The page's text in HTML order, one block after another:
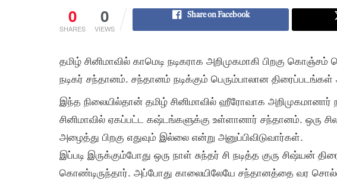
0
SHARES
0
VIEWS
Share on Facebook
தமிழ் சினிமாவில் காமெடி நடிகராக அறிமுகமாகி பிறகு
நடிகர் சந்தானம். சந்தானம் நடிக்கும் பெரும்பாலான
இந்த நிலையில்தான் தமிழ் சினிமாவில் ஹீரோவாக அறிமுகமானார்
சினிமாவில் ஏகப்பட்ட கஷ்டங்களுக்கு உள்ளானார் சந்தானம். ஒரு
அழைத்து பிறகு எதுவும் இல்லை என்று அனுப்பிவிடுவார்கள்.
இப்படி இருக்கும்போது ஒரு நாள் சுந்தர் சி நடித்த குரு சிஷ்யன்
கொண்டிருந்தார். அப்போது காலையிலேயே சந்தானத்தை வர